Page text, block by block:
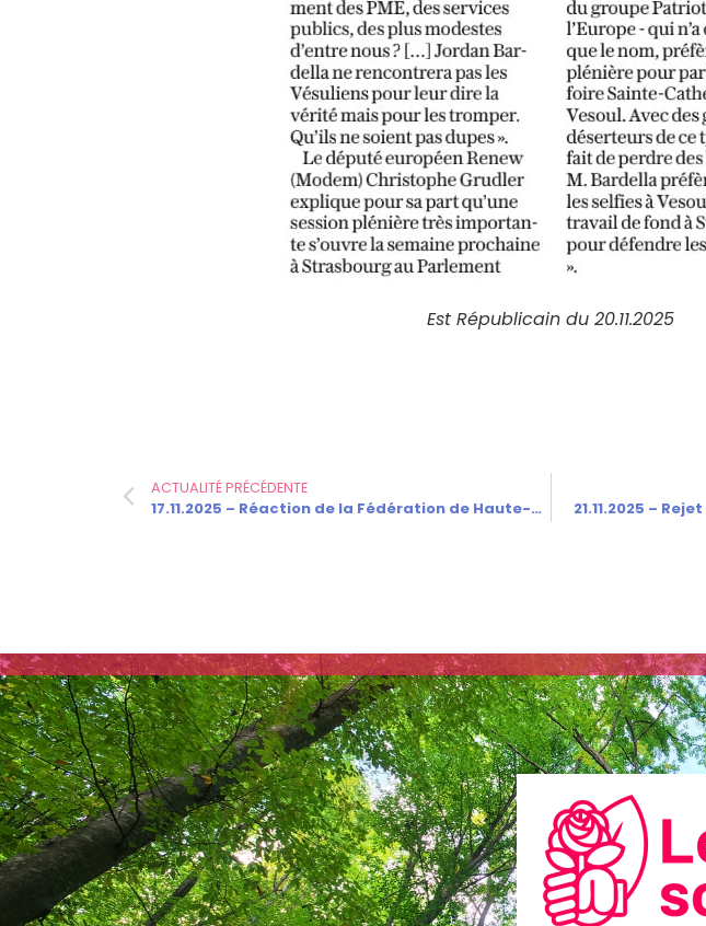
Est Républicain du 20.11.2025
ACTUALITÉ PRÉCÉDENTE
17.11.2025 – Réaction de la Fédération de Haute-Saône du Parti socialiste à l’information concernant l’assistant parlementaire d’A. Villedieu, député RN de Haute-Saône 21.11.2025 –